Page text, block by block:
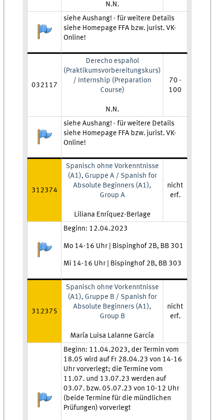
Lehrkraft:
N.N.
Anmeldestatus:
Zeit und Ort:
siehe Aushang! - für weitere Details
siehe Homepage FFA bzw. jurist. VK-
Online!
032117
Derecho español
(Praktikumsvorbereitungskurs)
/ Internship (Preparation
Course)
Lehrkraft:
N.N.
70 -
100
Anmeldestatus:
Zeit und Ort:
siehe Aushang! - für weitere Details
siehe Homepage FFA bzw. jurist. VK-
Online!
312374
Spanisch ohne Vorkenntnisse
(A1), Gruppe A / Spanish for
Absolute Beginners (A1),
Group A
Lehrkraft:
Liliana Enríquez-Berlage
nicht
erf.
Anmeldestatus:
Zeit und Ort:
Beginn: 12.04.2023
Mo 14-16 Uhr | Bispinghof 2B, BB 301
Mi 14-16 Uhr | Bispinghof 2B, BB 303
312375
Spanisch ohne Vorkenntnisse
(A1), Gruppe B / Spanish for
Absolute Beginners (A1),
Group B
Lehrkraft:
María Luisa Lalanne García
nicht
erf.
Anmeldestatus:
Zeit und Ort:
Beginn: 11.04.2023, der Termin vom
18.05 wird auf Fr 28.04.23 von 14-16
Uhr vorverlegt; die Termine vom
11.07. und 13.07.23 werden auf
03.07. bzw. 05.07.23 von 10-12 Uhr
(beide Termine für die mündlichen
Prüfungen) vorverlegt